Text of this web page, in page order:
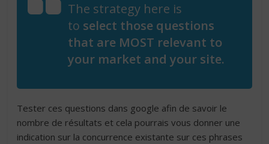
The strategy here is
to select those questions
that are MOST relevant to
your market and your site.
Tester ces questions dans google afin de savoir le
nombre de résultats et cela pourrais vous donner une
indication sur la concurrence existante sur ces phrases